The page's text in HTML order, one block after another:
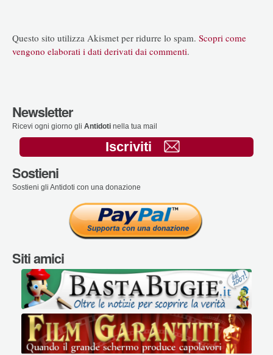
Questo sito utilizza Akismet per ridurre lo spam. Scopri come
vengono elaborati i dati derivati dai commenti.
Newsletter
Ricevi ogni giorno gli Antidoti nella tua mail
Iscriviti
Sostieni
Sostieni gli Antidoti con una donazione
Siti amici